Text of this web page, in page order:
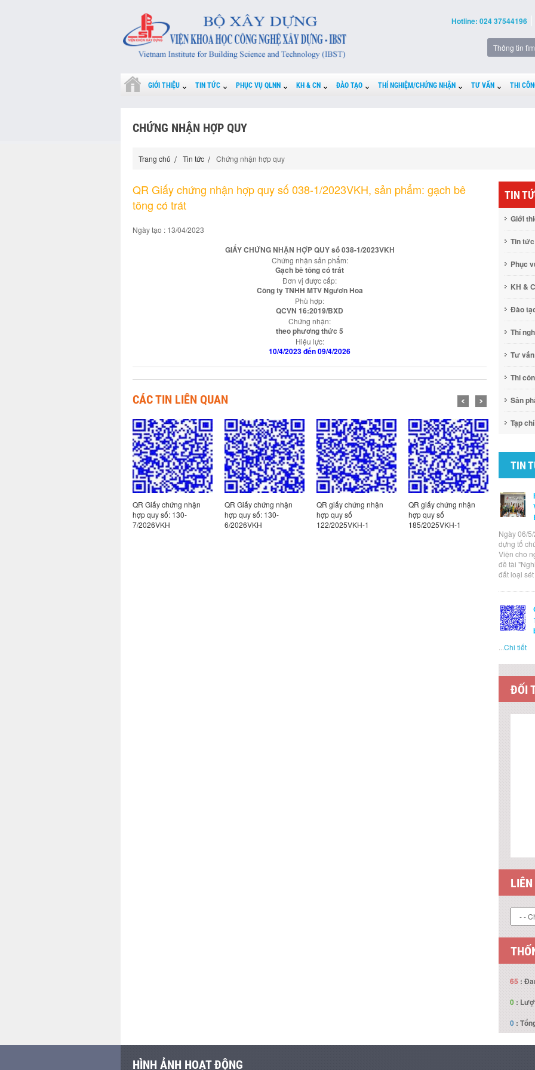
Hotline: 024 37544196
GIỚI THIỆU TIN TỨC PHỤC VỤ QLNN KH & CN ĐÀO TẠO THÍ NGHIỆM/CHỨNG NHẬN TƯ VẤN THI
CHỨNG NHẬN HỢP QUY
Trang chủ Tin tức Chứng nhận hợp quy
QR Giấy chứng nhận hợp quy số 038-1/2023VKH, sản phẩm: gạch bê
tông có trát
Ngày tạo : 13/04/2023
GIẤY CHỨNG NHẬN HỢP QUY số 038-1/2023VKH
Chứng nhận sản phẩm:
Gạch bê tông có trát
Đơn vị được cấp:
Công ty TNHH MTV Ngươn Hoa
Phù hợp:
QCVN 16:2019/BXD
Chứng nhận:
theo phương thức 5
Hiệu lực:
10/4/2023 đến 09/4/2026
CÁC TIN LIÊN QUAN
QR Giấy chứng nhận
hợp quy số: 130-
7/2026VKH
QR Giấy chứng nhận
hợp quy số: 130-
6/2026VKH
QR giấy chứng nhận
hợp quy số
122/2025VKH-1
QR giấy chứng nhận
hợp quy số
185/2025VKH-1
QR Giấy
hợp quy
TIN
Giới
Tin tức
Phục
KH &
Đào
Thí
Tư vấn
Thi
Sản
Tạp chí
TIN
Ngày 06/
dựng tổ
Viện cho
đề tài
đất loại
...Chi tiết
ĐỐI
65 :
0 :
0 :
HÌNH ẢNH HOẠT ĐỘNG